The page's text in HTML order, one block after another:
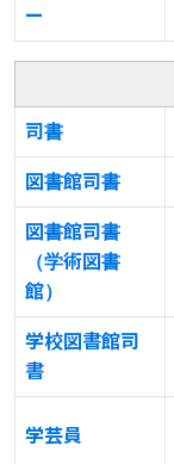
ー
司書
図書館司書
図書館司書
（学術図書
館）
学校図書館司
書
学芸員